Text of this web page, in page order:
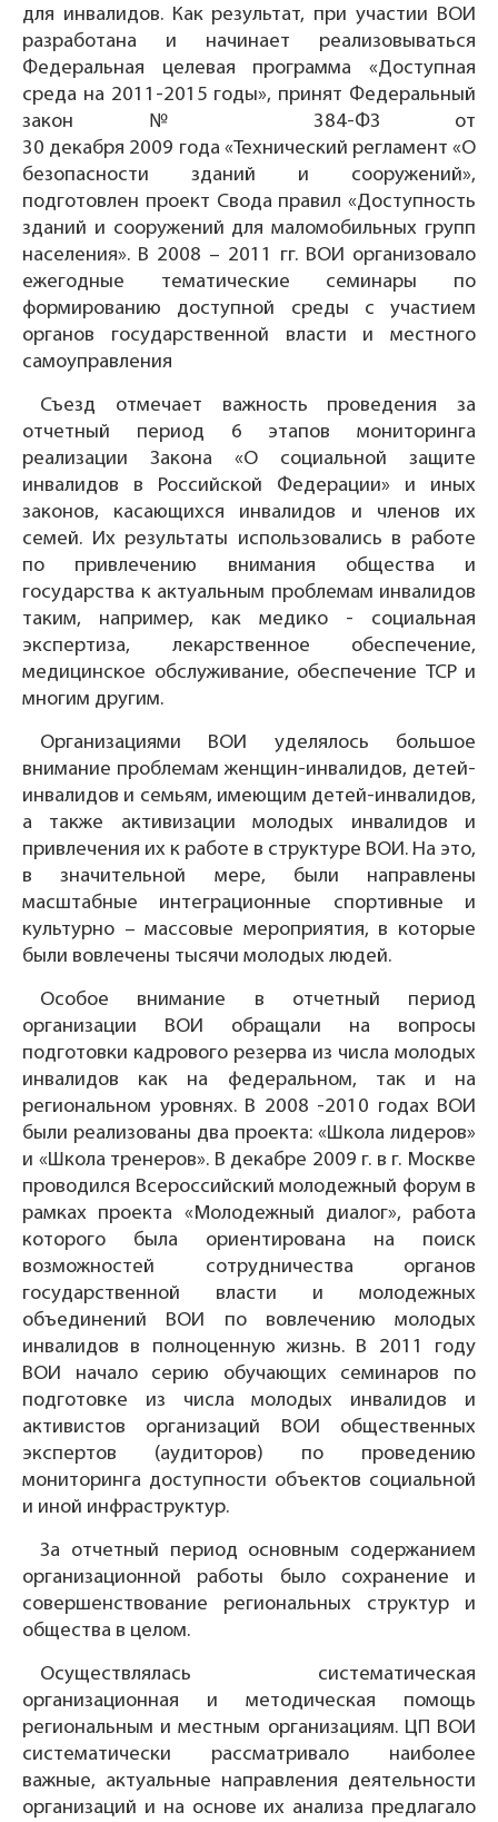
для инвалидов. Как результат, при участии ВОИ
разработана и начинает реализовываться
Федеральная целевая программа «Доступная
среда на 2011-2015 годы», принят Федеральный
закон № 384-ФЗ от
30 декабря 2009 года «Технический регламент «О
безопасности зданий и сооружений»,
подготовлен проект Свода правил «Доступность
зданий и сооружений для маломобильных групп
населения». В 2008 – 2011 гг. ВОИ организовало
ежегодные тематические семинары по
формированию доступной среды с участием
органов государственной власти и местного
самоуправления
Съезд отмечает важность проведения за
отчетный период 6 этапов мониторинга
реализации Закона «О социальной защите
инвалидов в Российской Федерации» и иных
законов, касающихся инвалидов и членов их
семей. Их результаты использовались в работе
по привлечению внимания общества и
государства к актуальным проблемам инвалидов
таким, например, как медико - социальная
экспертиза, лекарственное обеспечение,
медицинское обслуживание, обеспечение ТСР и
многим другим.
Организациями ВОИ уделялось большое
внимание проблемам женщин-инвалидов, детей-
инвалидов и семьям, имеющим детей-инвалидов,
а также активизации молодых инвалидов и
привлечения их к работе в структуре ВОИ. На это,
в значительной мере, были направлены
масштабные интеграционные спортивные и
культурно – массовые мероприятия, в которые
были вовлечены тысячи молодых людей.
Особое внимание в отчетный период
организации ВОИ обращали на вопросы
подготовки кадрового резерва из числа молодых
инвалидов как на федеральном, так и на
региональном уровнях. В 2008 -2010 годах ВОИ
были реализованы два проекта: «Школа лидеров»
и «Школа тренеров». В декабре 2009 г. в г. Москве
проводился Всероссийский молодежный форум в
рамках проекта «Молодежный диалог», работа
которого была ориентирована на поиск
возможностей сотрудничества органов
государственной власти и молодежных
объединений ВОИ по вовлечению молодых
инвалидов в полноценную жизнь. В 2011 году
ВОИ начало серию обучающих семинаров по
подготовке из числа молодых инвалидов и
активистов организаций ВОИ общественных
экспертов (аудиторов) по проведению
мониторинга доступности объектов социальной
и иной инфраструктур.
За отчетный период основным содержанием
организационной работы было сохранение и
совершенствование региональных структур и
общества в целом.
Осуществлялась систематическая
организационная и методическая помощь
региональным и местным организациям. ЦП ВОИ
систематически рассматривало наиболее
важные, актуальные направления деятельности
организаций и на основе их анализа предлагало